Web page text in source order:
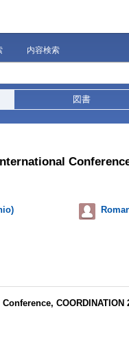
内容検索
図書
COORDINATION